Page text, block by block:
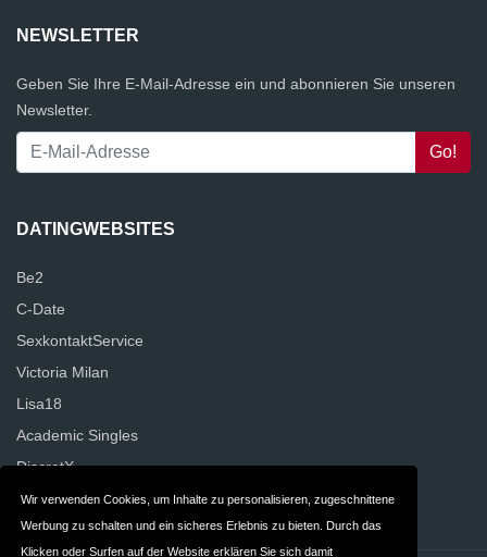
Wir verwenden Cookies, um Inhalte zu personalisieren, zugeschnittene
Werbung zu schalten und ein sicheres Erlebnis zu bieten. Durch das
Klicken oder Surfen auf der Website erklären Sie sich damit
NEWSLETTER
Geben Sie Ihre E-Mail-Adresse ein und abonnieren Sie unseren
Newsletter.
DATINGWEBSITES
Be2
C-Date
SexkontaktService
Victoria Milan
Lisa18
Academic Singles
DiscretX
NettesAbenteuer